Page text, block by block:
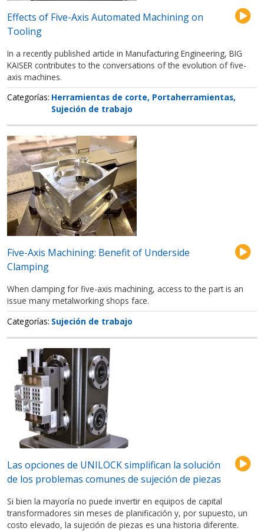
Effects of Five-Axis Automated Machining on
Tooling
In a recently published article in Manufacturing Engineering, BIG
KAISER contributes to the conversations of the evolution of five-
axis machines.
Categorías Herramientas de corte Portaherramientas
Sujeción de trabajo
Five-Axis Machining: Benefit of Underside
Clamping
When clamping for five-axis machining, access to the part is an
issue many metalworking shops face.
Categorías Sujeción de trabajo
Las opciones de UNILOCK simplifican la solución
de los problemas comunes de sujeción de piezas
Si bien la mayoría no puede invertir en equipos de capital
transformadores sin meses de planificación y, por supuesto, un
costo elevado, la sujeción de piezas es una historia diferente.